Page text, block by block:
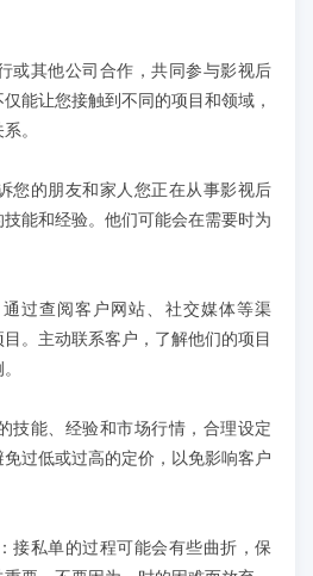
或其他公司合作，共同参与影视后
能让您接触到不同的项目和领域，
。
您的朋友和家人您正在从事影视后
能和经验。他们可能会在需要时为
过查阅客户网站、社交媒体等渠
。主动联系客户，了解他们的项目
技能、经验和市场行情，合理设定
过低或过高的定价，以免影响客户
接私单的过程可能会有些曲折，保